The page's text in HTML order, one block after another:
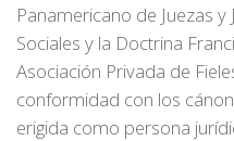
Panamericano de Juezas
Sociales y la Doctrina
Asociación Privada de
conformidad con los
erigida como persona